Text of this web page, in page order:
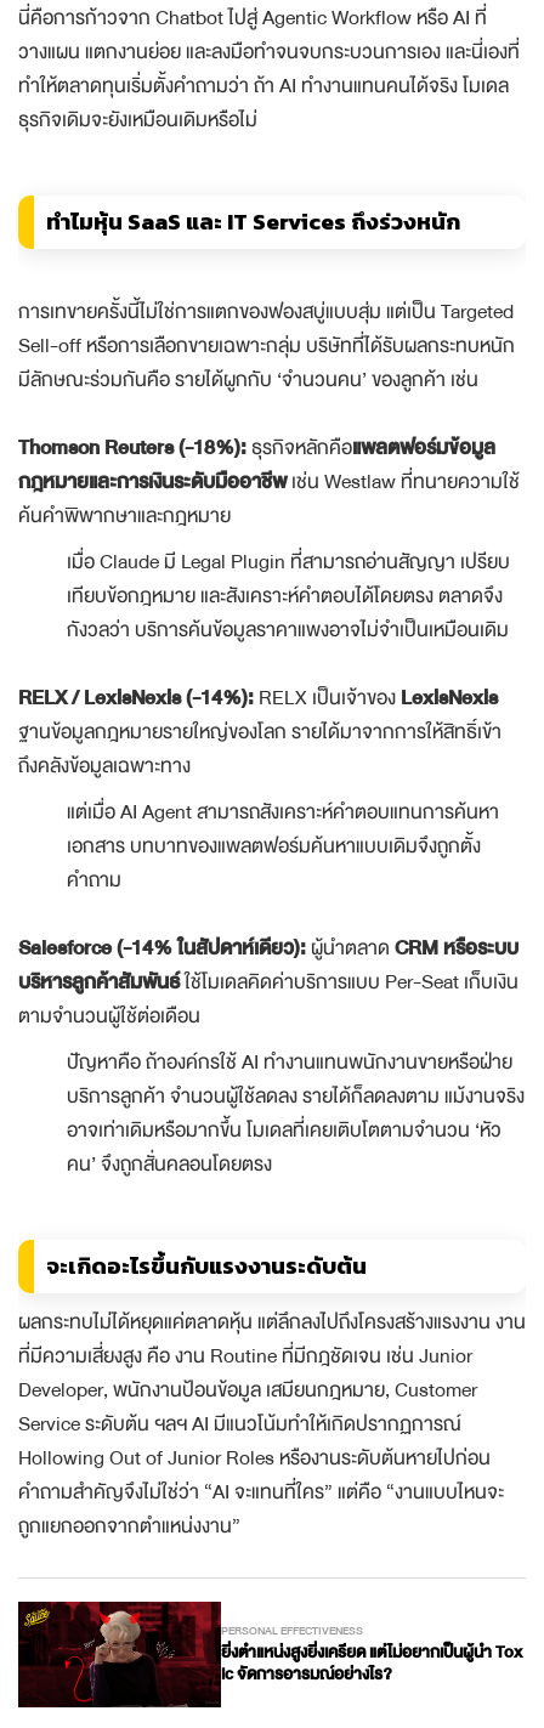
นี่คือการก้าวจาก Chatbot ไปสู่ Agentic Workflow หรือ AI ที่
วางแผน แตกงานย่อย และลงมือทำจนจบกระบวนการเอง และนี่เองที่
ทำให้ตลาดทุนเริ่มตั้งคำถามว่า ถ้า AI ทำงานแทนคนได้จริง โมเดล
ธุรกิจเดิมจะยังเหมือนเดิมหรือไม่
ทำไมหุ้น SaaS และ IT Services ถึงร่วงหนัก
การเทขายครั้งนี้ไม่ใช่การแตกของฟองสบู่แบบสุ่ม แต่เป็น Targeted
Sell-off หรือการเลือกขายเฉพาะกลุ่ม บริษัทที่ได้รับผลกระทบหนัก
มีลักษณะร่วมกันคือ รายได้ผูกกับ ‘จำนวนคน’ ของลูกค้า เช่น
Thomson Reuters (-18%):ธุรกิจหลักคือแพลตฟอร์มข้อมูล
กฎหมายและการเงินระดับมืออาชีพเช่น Westlaw ที่ทนายความใช้
ค้นคำพิพากษาและกฎหมาย
เมื่อ Claude มี Legal Plugin ที่สามารถอ่านสัญญา เปรียบ
เทียบข้อกฎหมาย และสังเคราะห์คำตอบได้โดยตรง ตลาดจึง
กังวลว่า บริการค้นข้อมูลราคาแพงอาจไม่จำเป็นเหมือนเดิม
RELX / LexisNexis (-14%):RELX เป็นเจ้าของLexisNexis
ฐานข้อมูลกฎหมายรายใหญ่ของโลก รายได้มาจากการให้สิทธิ์เข้า
ถึงคลังข้อมูลเฉพาะทาง
แต่เมื่อ AI Agent สามารถสังเคราะห์คำตอบแทนการค้นหา
เอกสาร บทบาทของแพลตฟอร์มค้นหาแบบเดิมจึงถูกตั้ง
คำถาม
Salesforce (-14% ในสัปดาห์เดียว):ผู้นำตลาดCRM หรือระบบ
บริหารลูกค้าสัมพันธ์ใช้โมเดลคิดค่าบริการแบบ Per-Seat เก็บเงิน
ตามจำนวนผู้ใช้ต่อเดือน
ปัญหาคือ ถ้าองค์กรใช้ AI ทำงานแทนพนักงานขายหรือฝ่าย
บริการลูกค้า จำนวนผู้ใช้ลดลง รายได้ก็ลดลงตาม แม้งานจริง
อาจเท่าเดิมหรือมากขึ้น โมเดลที่เคยเติบโตตามจำนวน ‘หัว
คน’ จึงถูกสั่นคลอนโดยตรง
จะเกิดอะไรขึ้นกับแรงงานระดับต้น
ผลกระทบไม่ได้หยุดแค่ตลาดหุ้น แต่ลึกลงไปถึงโครงสร้างแรงงาน งาน
ที่มีความเสี่ยงสูง คือ งาน Routine ที่มีกฎชัดเจน เช่น Junior
Developer, พนักงานป้อนข้อมูล เสมียนกฎหมาย, Customer
Service ระดับต้น ฯลฯ AI มีแนวโน้มทำให้เกิดปรากฏการณ์
Hollowing Out of Junior Roles หรืองานระดับต้นหายไปก่อน
คำถามสำคัญจึงไม่ใช่ว่า “AI จะแทนที่ใคร” แต่คือ “งานแบบไหนจะ
ถูกแยกออกจากตำแหน่งงาน”
PERSONAL EFFECTIVENESS
ยิ่งตำแหน่งสูงยิ่งเครียด แต่ไม่อยากเป็นผู้นำ Tox
ic จัดการอารมณ์อย่างไร?